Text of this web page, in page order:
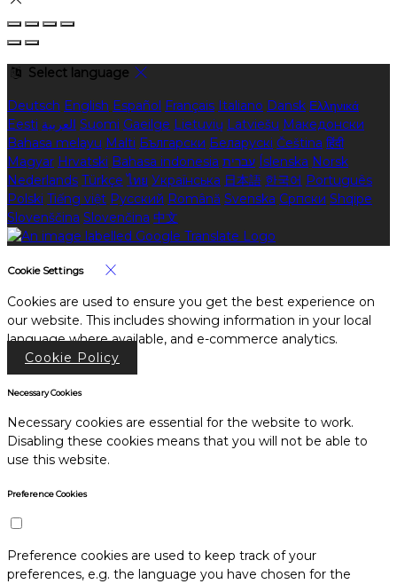
Select language
Deutsch English Español Français Italiano Dansk Ελληνικά
Eesti العربية Suomi Gaeilge Lietuvių Latviešu Македонски
Bahasa melayu Malti Български Беларускі Čeština हिंदी
Magyar Hrvatski Bahasa indonesia עברית Íslenska Norsk
Nederlands Türkçe ไทย Українська 日本語 한국어 Português
Polski Tiếng việt Русский Română Svenska Српски Shqipe
Slovenščina Slovenčina 中文
Cookie Settings
Cookies are used to ensure you get the best experience on
our website. This includes showing information in your local
language where available, and e-commerce analytics.
Cookie Policy
Necessary Cookies
Necessary cookies are essential for the website to work.
Disabling these cookies means that you will not be able to
use this website.
Preference Cookies
Preference cookies are used to keep track of your
preferences, e.g. the language you have chosen for the